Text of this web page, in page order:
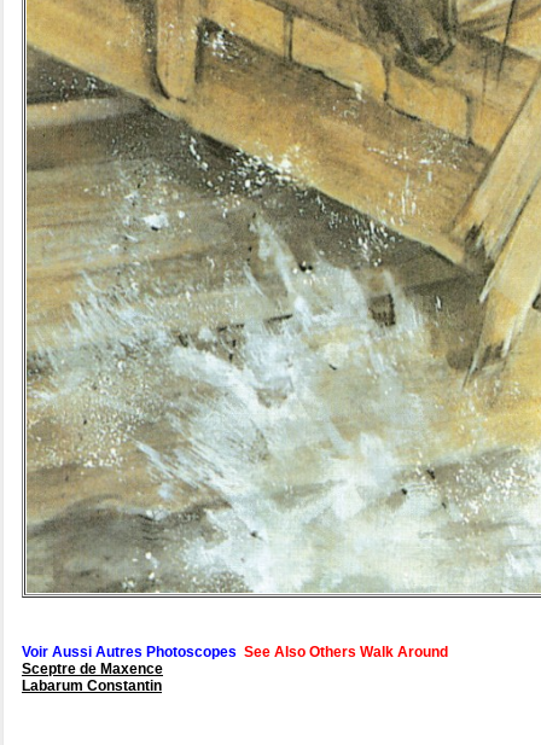
Voir Aussi Autres Photoscopes See Also Others Walk Around
Sceptre de Maxence
Labarum Constantin